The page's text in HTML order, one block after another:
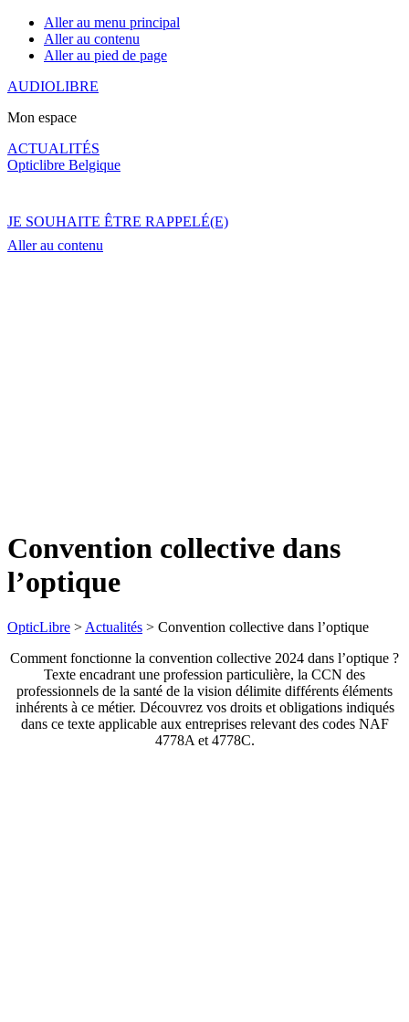
Aller au menu principal
Aller au contenu
Aller au pied de page
AUDIOLIBRE
Mon espace
ACTUALITÉS
Opticlibre Belgique
JE SOUHAITE ÊTRE RAPPELÉ(E)
Aller au contenu
Convention collective dans
l’optique
OpticLibre > Actualités > Convention collective dans l’optique
Comment fonctionne la convention collective 2024 dans l’optique ?
Texte encadrant une profession particulière, la CCN des
professionnels de la santé de la vision délimite différents éléments
inhérents à ce métier. Découvrez vos droits et obligations indiqués
dans ce texte applicable aux entreprises relevant des codes NAF
4778A et 4778C.